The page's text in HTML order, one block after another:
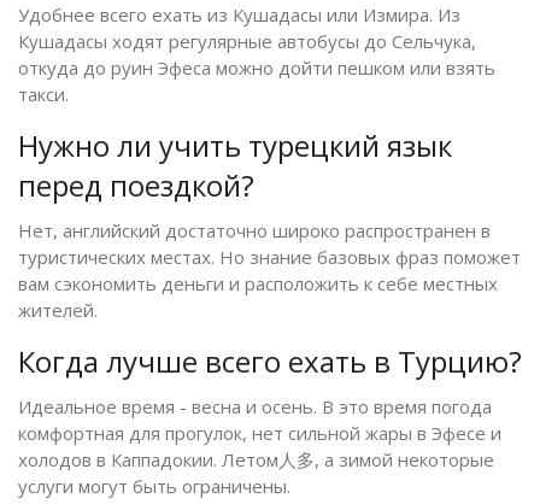
Удобнее всего ехать из Кушадасы или Измира. Из
Кушадасы ходят регулярные автобусы до Сельчука,
откуда до руин Эфеса можно дойти пешком или взять
такси.
Нужно ли учить турецкий язык
перед поездкой?
Нет, английский достаточно широко распространен в
туристических местах. Но знание базовых фраз поможет
вам сэкономить деньги и расположить к себе местных
жителей.
Когда лучше всего ехать в Турцию?
Идеальное время - весна и осень. В это время погода
комфортная для прогулок, нет сильной жары в Эфесе и
холодов в Каппадокии. Летом人多, а зимой некоторые
услуги могут быть ограничены.